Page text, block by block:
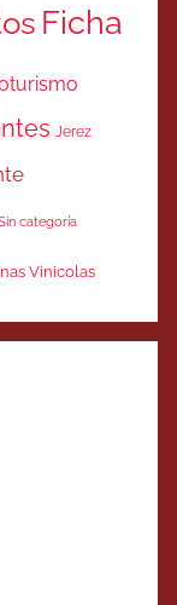
Ficha
Jerez
categoría
Vinicolas